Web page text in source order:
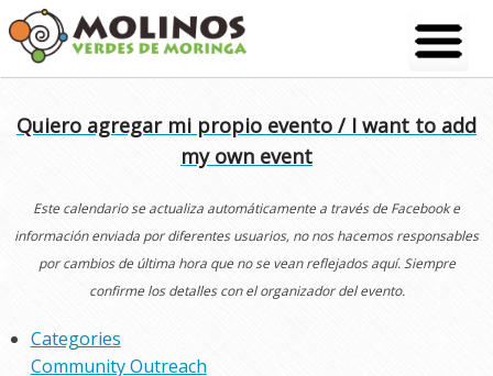
Skip
to
content
Quiero agregar mi propio evento / I want to add
my own event
Este calendario se actualiza automáticamente a través de Facebook e
información enviada por diferentes usuarios, no nos hacemos responsables
por cambios de última hora que no se vean reflejados aquí. Siempre
confirme los detalles con el organizador del evento.
Categories
Community Outreach